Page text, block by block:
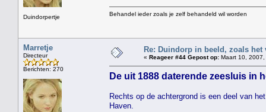
Duindorpertje Behandel ieder zoals je zelf behandeld wil worden
Marretje
Directeur
Berichten: 270
Re: Duindorp in beeld, zoals het
« Reageer #44 Gepost op: Maart 10,
De uit 1888 daterende zeesluis in
Rechts op de achtergrond is een deel van
Haven.